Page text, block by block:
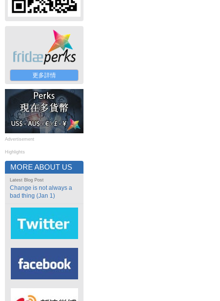
更多詳情
Advertisement
Highlights
MORE ABOUT US
Latest Blog Post
Change is not always a
bad thing (Jan 1)